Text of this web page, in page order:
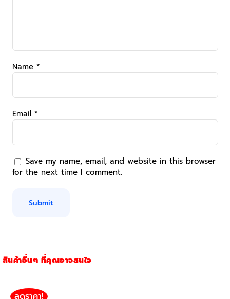
Name *
Email *
Save my name, email, and website in this browser
for the next time I comment.
สินค้าอื่นๆ ที่คุณอาจสนใจ
ลดราคา!